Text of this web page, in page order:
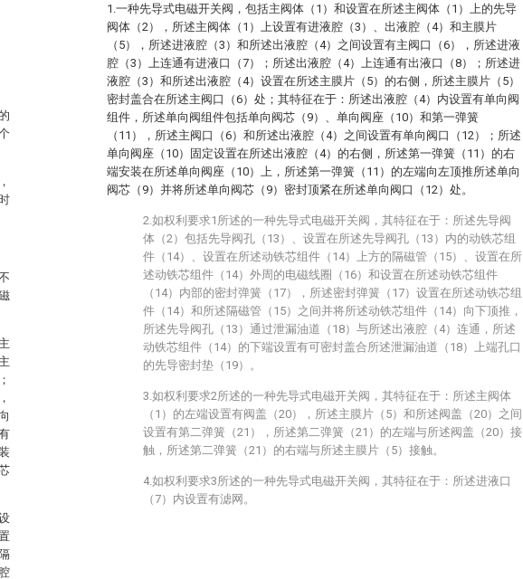
1.一种先导式电磁开关阀，包括主阀体（1）和设置在所述主阀体（1）上的先导
阀体（2），所述主阀体（1）上设置有进液腔（3）、出液腔（4）和主膜片
（5），所述进液腔（3）和所述出液腔（4）之间设置有主阀口（6），所述进液
腔（3）上连通有进液口（7）；所述出液腔（4）上连通有出液口（8）；所述进
液腔（3）和所述出液腔（4）设置在所述主膜片（5）的右侧，所述主膜片（5）
密封盖合在所述主阀口（6）处；其特征在于：所述出液腔（4）内设置有单向阀
组件，所述单向阀组件包括单向阀芯（9）、单向阀座（10）和第一弹簧
（11），所述主阀口（6）和所述出液腔（4）之间设置有单向阀口（12）；所述
单向阀座（10）固定设置在所述出液腔（4）的右侧，所述第一弹簧（11）的右
端安装在所述单向阀座（10）上，所述第一弹簧（11）的左端向左顶推所述单向
阀芯（9）并将所述单向阀芯（9）密封顶紧在所述单向阀口（12）处。
2.如权利要求1所述的一种先导式电磁开关阀，其特征在于：所述先导阀
体（2）包括先导阀孔（13）、设置在所述先导阀孔（13）内的动铁芯组
件（14）、设置在所述动铁芯组件（14）上方的隔磁管（15）、设置在所
述动铁芯组件（14）外周的电磁线圈（16）和设置在所述动铁芯组件
（14）内部的密封弹簧（17），所述密封弹簧（17）设置在所述动铁芯组
件（14）和所述隔磁管（15）之间并将所述动铁芯组件（14）向下顶推，
所述先导阀孔（13）通过泄漏油道（18）与所述出液腔（4）连通，所述
动铁芯组件（14）的下端设置有可密封盖合所述泄漏油道（18）上端孔口
的先导密封垫（19）。
3.如权利要求2所述的一种先导式电磁开关阀，其特征在于：所述主阀体
（1）的左端设置有阀盖（20），所述主膜片（5）和所述阀盖（20）之间
设置有第二弹簧（21），所述第二弹簧（21）的左端与所述阀盖（20）接
触，所述第二弹簧（21）的右端与所述主膜片（5）接触。
4.如权利要求3所述的一种先导式电磁开关阀，其特征在于：所述进液口
（7）内设置有滤网。